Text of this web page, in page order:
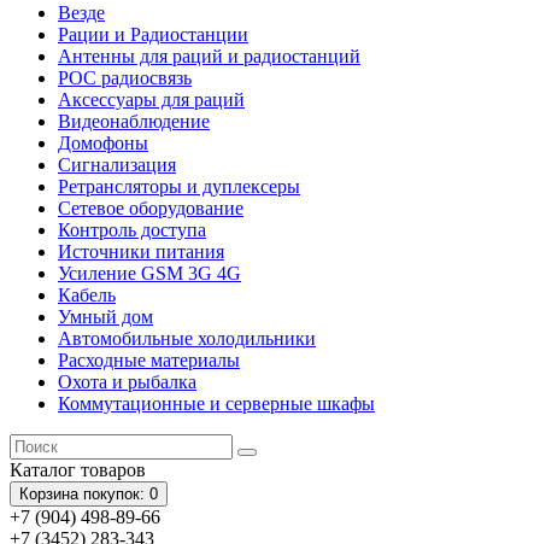
Везде
Рации и Радиостанции
Антенны для раций и радиостанций
POC радиосвязь
Аксессуары для раций
Видеонаблюдение
Домофоны
Сигнализация
Ретрансляторы и дуплексеры
Сетевое оборудование
Контроль доступа
Источники питания
Усиление GSM 3G 4G
Кабель
Умный дом
Автомобильные холодильники
Расходные материалы
Охота и рыбалка
Коммутационные и серверные шкафы
Каталог товаров
Корзина покупок: 0
+7 (904) 498-89-66
+7 (3452) 283-343